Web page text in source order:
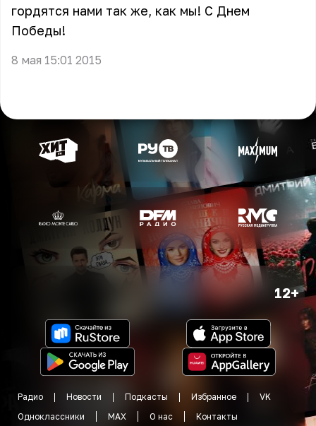
гордятся нами так же, как мы! С Днем
Победы!
8 мая 15:01 2015
12+
Радио Новости Подкасты Избранное
VK
Одноклассники
MAX О нас Контакты